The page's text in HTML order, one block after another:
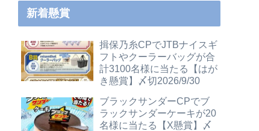
新着懸賞
揖保乃糸CPでJTBナイスギ
フトやクーラーバッグが合
計3100名様に当たる【はが
き懸賞】〆切2026/9/30
ブラックサンダーCPでブ
ラックサンダーケーキが20
名様に当たる【X懸賞】〆